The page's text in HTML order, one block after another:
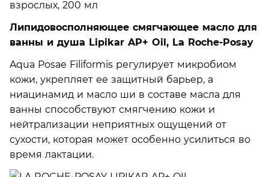
Липидовосполняющее смягчающее масло для
ванны и душа Lipikar AP+ Oil, La Roche-Posay
Aqua Posae Filiformis регулирует микробиом
кожи, укрепляет ее защитный барьер, а
ниацинамид и масло ши в составе масла для
ванны способствуют смягчению кожи и
нейтрализации неприятных ощущений от
сухости, которая может особенно усилиться во
время лактации.